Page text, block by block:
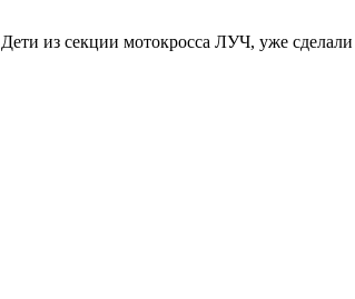
из секции мотокросса ЛУЧ, уже